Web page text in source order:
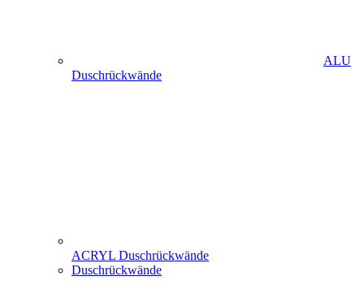
ALU
Duschrückwände
ACRYL Duschrückwände
Duschrückwände